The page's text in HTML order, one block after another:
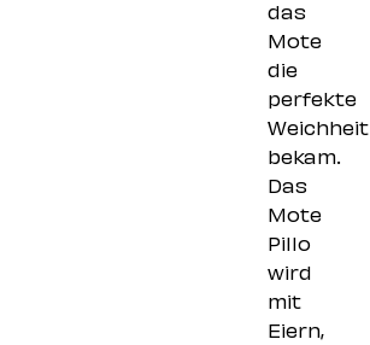
das
Mote
die
perfekte
Weichheit
bekam.
Das
Mote
Pillo
wird
mit
Eiern,